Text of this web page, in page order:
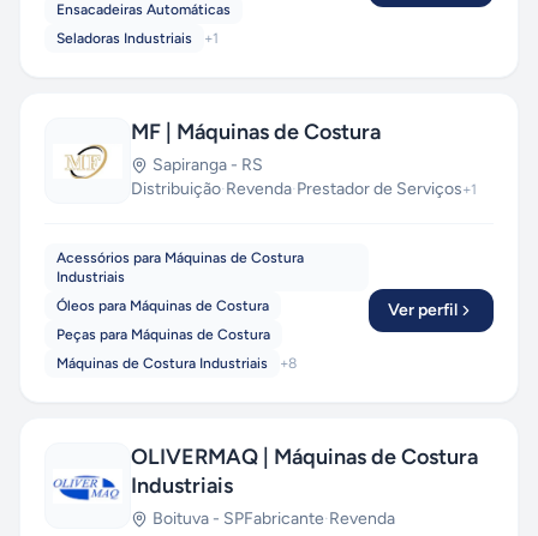
Ensacadeiras Automáticas
Seladoras Industriais
+1
MF | Máquinas de Costura
Sapiranga - RS
Distribuição·Revenda·Prestador de Serviços+1
Acessórios para Máquinas de Costura
Industriais
Óleos para Máquinas de Costura
Peças para Máquinas de Costura
Máquinas de Costura Industriais
+8
Ver perfil
OLIVERMAQ | Máquinas de Costura
Industriais
Boituva - SPFabricante·Revenda